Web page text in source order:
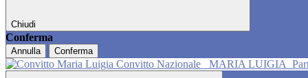
Chiudi
Conferma
Annulla Conferma
Convitto Nazionale MARIA LUIGIA